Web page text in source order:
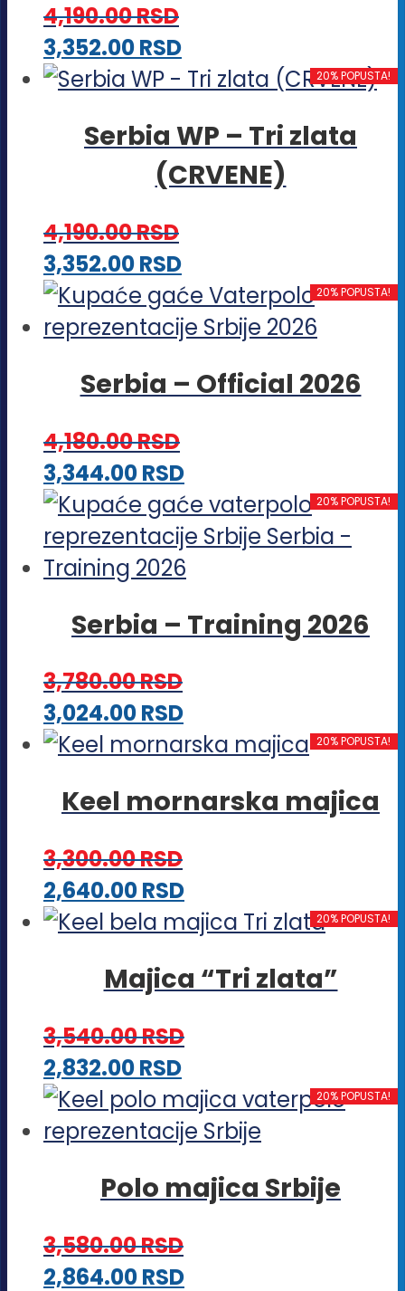
4,190.00RSD
3,352.00RSDOvaj
proizvod
više
varijanti.
biti
izabrane
na
proizvoda.
20% POPUSTA!
Serbia WP – Tri zlata
(CRVENE)
4,190.00RSD
3,352.00RSDOvaj
proizvod
ima
varijanti.
biti
izabrane
na
stranici
proizvoda.
20% POPUSTA!
Serbia – Official 2026
4,180.00RSD
3,344.00RSDOvaj
proizvod
ima
više
Opcije
na
stranici
proizvoda.
20% POPUSTA!
Serbia – Training 2026
3,780.00RSD
3,024.00RSDOvaj
proizvod
više
mogu
biti
izabrane
na
stranici
20% POPUSTA!
Keel mornarska majica
3,300.00RSD
2,640.00RSDOvaj
proizvod
više
Opcije
biti
izabrane
na
stranici
20% POPUSTA!
Majica “Tri zlata”
3,540.00RSD
2,832.00RSDOvaj
proizvod
ima
varijanti.
mogu
20% POPUSTA!
Polo majica Srbije
3,580.00RSD
2,864.00RSDOvaj